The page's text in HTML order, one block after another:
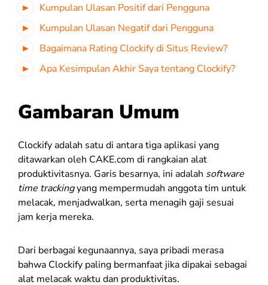
Kumpulan Ulasan Positif dari Pengguna
Kumpulan Ulasan Negatif dari Pengguna
Bagaimana Rating Clockify di Situs Review?
Apa Kesimpulan Akhir Saya tentang Clockify?
Gambaran Umum
Clockify adalah satu di antara tiga aplikasi yang
ditawarkan oleh CAKE.com di rangkaian alat
produktivitasnya. Garis besarnya, ini adalah software
time trackingyang mempermudah anggota tim untuk
melacak, menjadwalkan, serta menagih gaji sesuai
jam kerja mereka.
Dari berbagai kegunaannya, saya pribadi merasa
bahwa Clockify paling bermanfaat jika dipakai sebagai
alat melacak waktu dan produktivitas.